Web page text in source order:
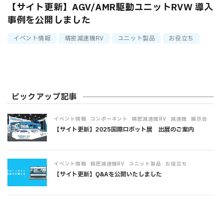
【サイト更新】AGV/AMR駆動ユニットRVW 導入
事例を公開しました
イベント情報 精密減速機RV ユニット製品 お役立ち
ピックアップ記事
【サイト更新】2025国際ロボット展 出展のご案内
イベント情報 コンポーネント ,精密減速機RV 減速機 展示会
【サイト更新】Q&Aを公開いたしました
イベント情報 精密減速機RV ユニット製品 お役立ち